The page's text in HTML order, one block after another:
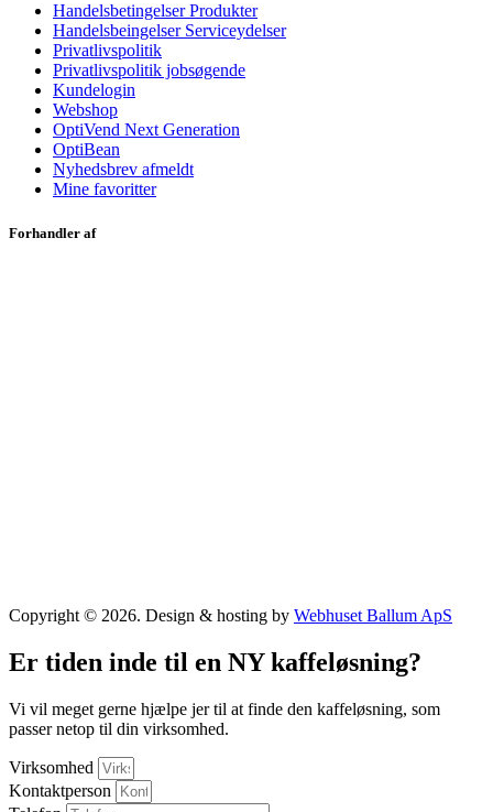
Handelsbetingelser Produkter
Handelsbeingelser Serviceydelser
Privatlivspolitik
Privatlivspolitik jobsøgende
Kundelogin
Webshop
OptiVend Next Generation
OptiBean
Nyhedsbrev afmeldt
Mine favoritter
Forhandler af
Copyright © 2026. Design & hosting by Webhuset Ballum ApS
Er tiden inde til en NY kaffeløsning?
Vi vil meget gerne hjælpe jer til at finde den kaffeløsning, som
passer netop til din virksomhed.
Virksomhed
Kontaktperson